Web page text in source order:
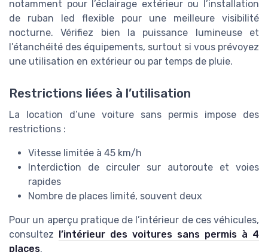
notamment pour l’éclairage extérieur ou l’installation
de ruban led flexible pour une meilleure visibilité
nocturne. Vérifiez bien la puissance lumineuse et
l’étanchéité des équipements, surtout si vous prévoyez
une utilisation en extérieur ou par temps de pluie.
Restrictions liées à l’utilisation
La location d’une voiture sans permis impose des
restrictions :
Vitesse limitée à 45 km/h
Interdiction de circuler sur autoroute et voies
rapides
Nombre de places limité, souvent deux
Pour un aperçu pratique de l’intérieur de ces véhicules,
consultez
l’intérieur des voitures sans permis à 4
places.